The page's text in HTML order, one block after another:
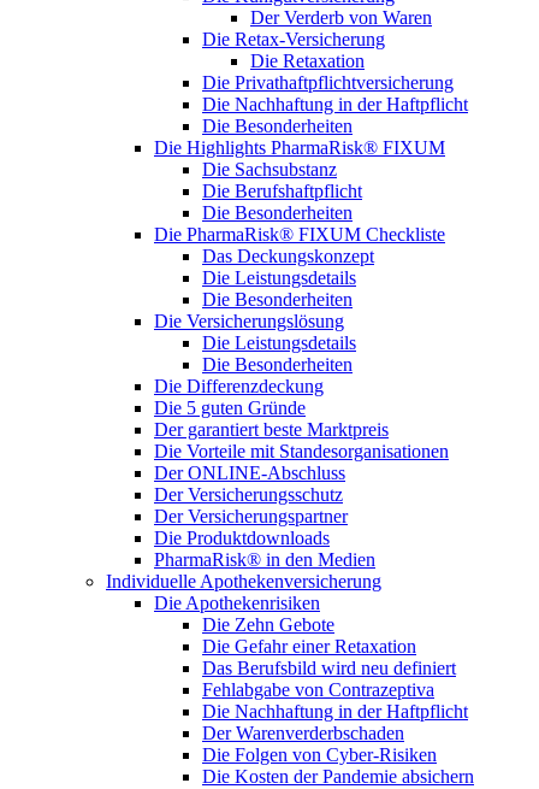
Der Verderb von Waren
Die Retax-Versicherung
Die Retaxation
Die Privathaftpflichtversicherung
Die Nachhaftung in der Haftpflicht
Die Besonderheiten
Die Highlights PharmaRisk® FIXUM
Die Sachsubstanz
Die Berufshaftpflicht
Die Besonderheiten
Die PharmaRisk® FIXUM Checkliste
Das Deckungskonzept
Die Leistungsdetails
Die Besonderheiten
Die Versicherungslösung
Die Leistungsdetails
Die Besonderheiten
Die Differenzdeckung
Die 5 guten Gründe
Der garantiert beste Marktpreis
Die Vorteile mit Standesorganisationen
Der ONLINE-Abschluss
Der Versicherungsschutz
Der Versicherungspartner
Die Produktdownloads
PharmaRisk® in den Medien
Individuelle Apothekenversicherung
Die Apothekenrisiken
Die Zehn Gebote
Die Gefahr einer Retaxation
Das Berufsbild wird neu definiert
Fehlabgabe von Contrazeptiva
Die Nachhaftung in der Haftpflicht
Der Warenverderbschaden
Die Folgen von Cyber-Risiken
Die Kosten der Pandemie absichern